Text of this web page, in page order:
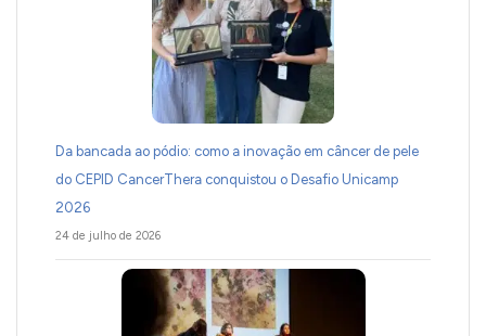
Da bancada ao pódio: como a inovação em câncer de pele
do CEPID CancerThera conquistou o Desafio Unicamp
2026
24 de julho de 2026